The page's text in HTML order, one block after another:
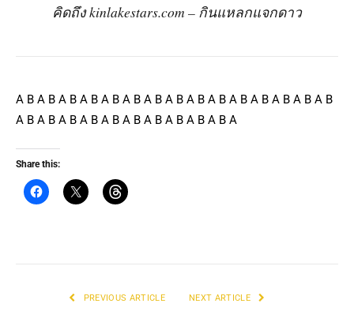
คิดถึง kinlakestars.com – กินแหลกแจกดาว
A B A B A B A B A B A B A B A B A B A B A B A B A B A B A B
A B A B A B A B A B A B A B A B A B A B A
Share this:
PREVIOUS ARTICLE NEXT ARTICLE